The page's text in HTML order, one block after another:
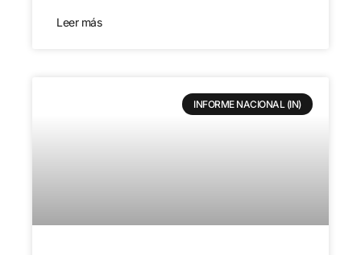
Leer más
INFORME NACIONAL (IN)